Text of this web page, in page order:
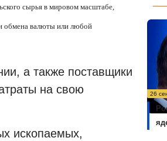
сырья в мировом масштабе,
обмена валюты или любой
а также поставщики
на свою
ископаемых,
26